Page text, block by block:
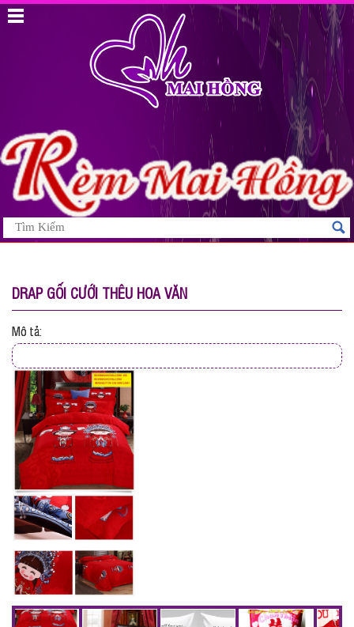
DRAP GỐI CƯỚI THÊU HOA VĂN
Mô tả: